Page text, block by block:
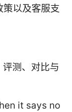
策以及客服支
测、对比与
it says no